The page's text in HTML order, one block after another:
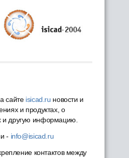
сайте isicad.ru новости и
и продуктах, о
и другую информацию.
- info@isicad.ru
контактов между